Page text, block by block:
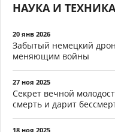
НАУКА И ТЕХНИКА
20 янв 2026
Забытый немецкий
меняющим войны
27 ноя 2025
Секрет вечной
смерть и дарит
18 ноя 2025